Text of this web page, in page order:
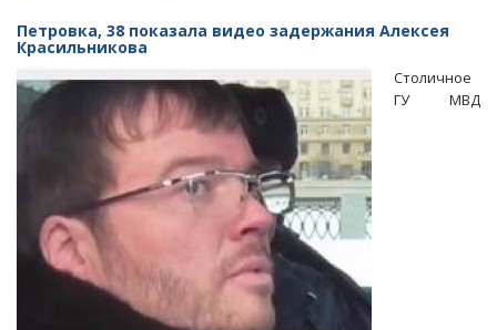
подозреваемого
в
Алексея
Красильникова
Петровка, 38 показала видео задержания Алексея
Красильникова
Столичное
ГУ МВД